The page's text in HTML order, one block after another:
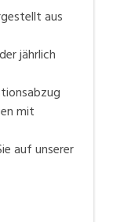
aus
jährlich
mit
auf unserer